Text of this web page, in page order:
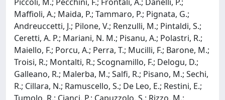
Maffioli, A.; Maida, P.; Tammaro, P.; Pignata, G.;
Andreuccetti, J.; Pilone, V.; Renzulli, M.; Pintaldi, S.;
Ceretti, A. P.; Mariani, N. M.; Pisanu, A.; Polastri, R.;
Maiello, F.; Porcu, A.; Perra, T.; Mucilli, F.; Barone, M.;
Troisi, R.; Montalti, R.; Scognamillo, F.; Delogu, D.;
Galleano, R.; Malerba, M.; Salfi, R.; Pisano, M.; Sechi,
R.; Cillara, N.; Ramuscello, S.; De Leo, E.; Restini, E.;